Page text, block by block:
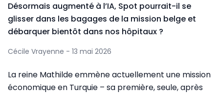
Désormais augmenté à l’IA, Spot pourrait-il se
glisser dans les bagages de la mission belge et
débarquer bientôt dans nos hôpitaux ?
Cécile Vrayenne - 13 mai 2026
La reine Mathilde emmène actuellement une mission
économique en Turquie – sa première, seule, après